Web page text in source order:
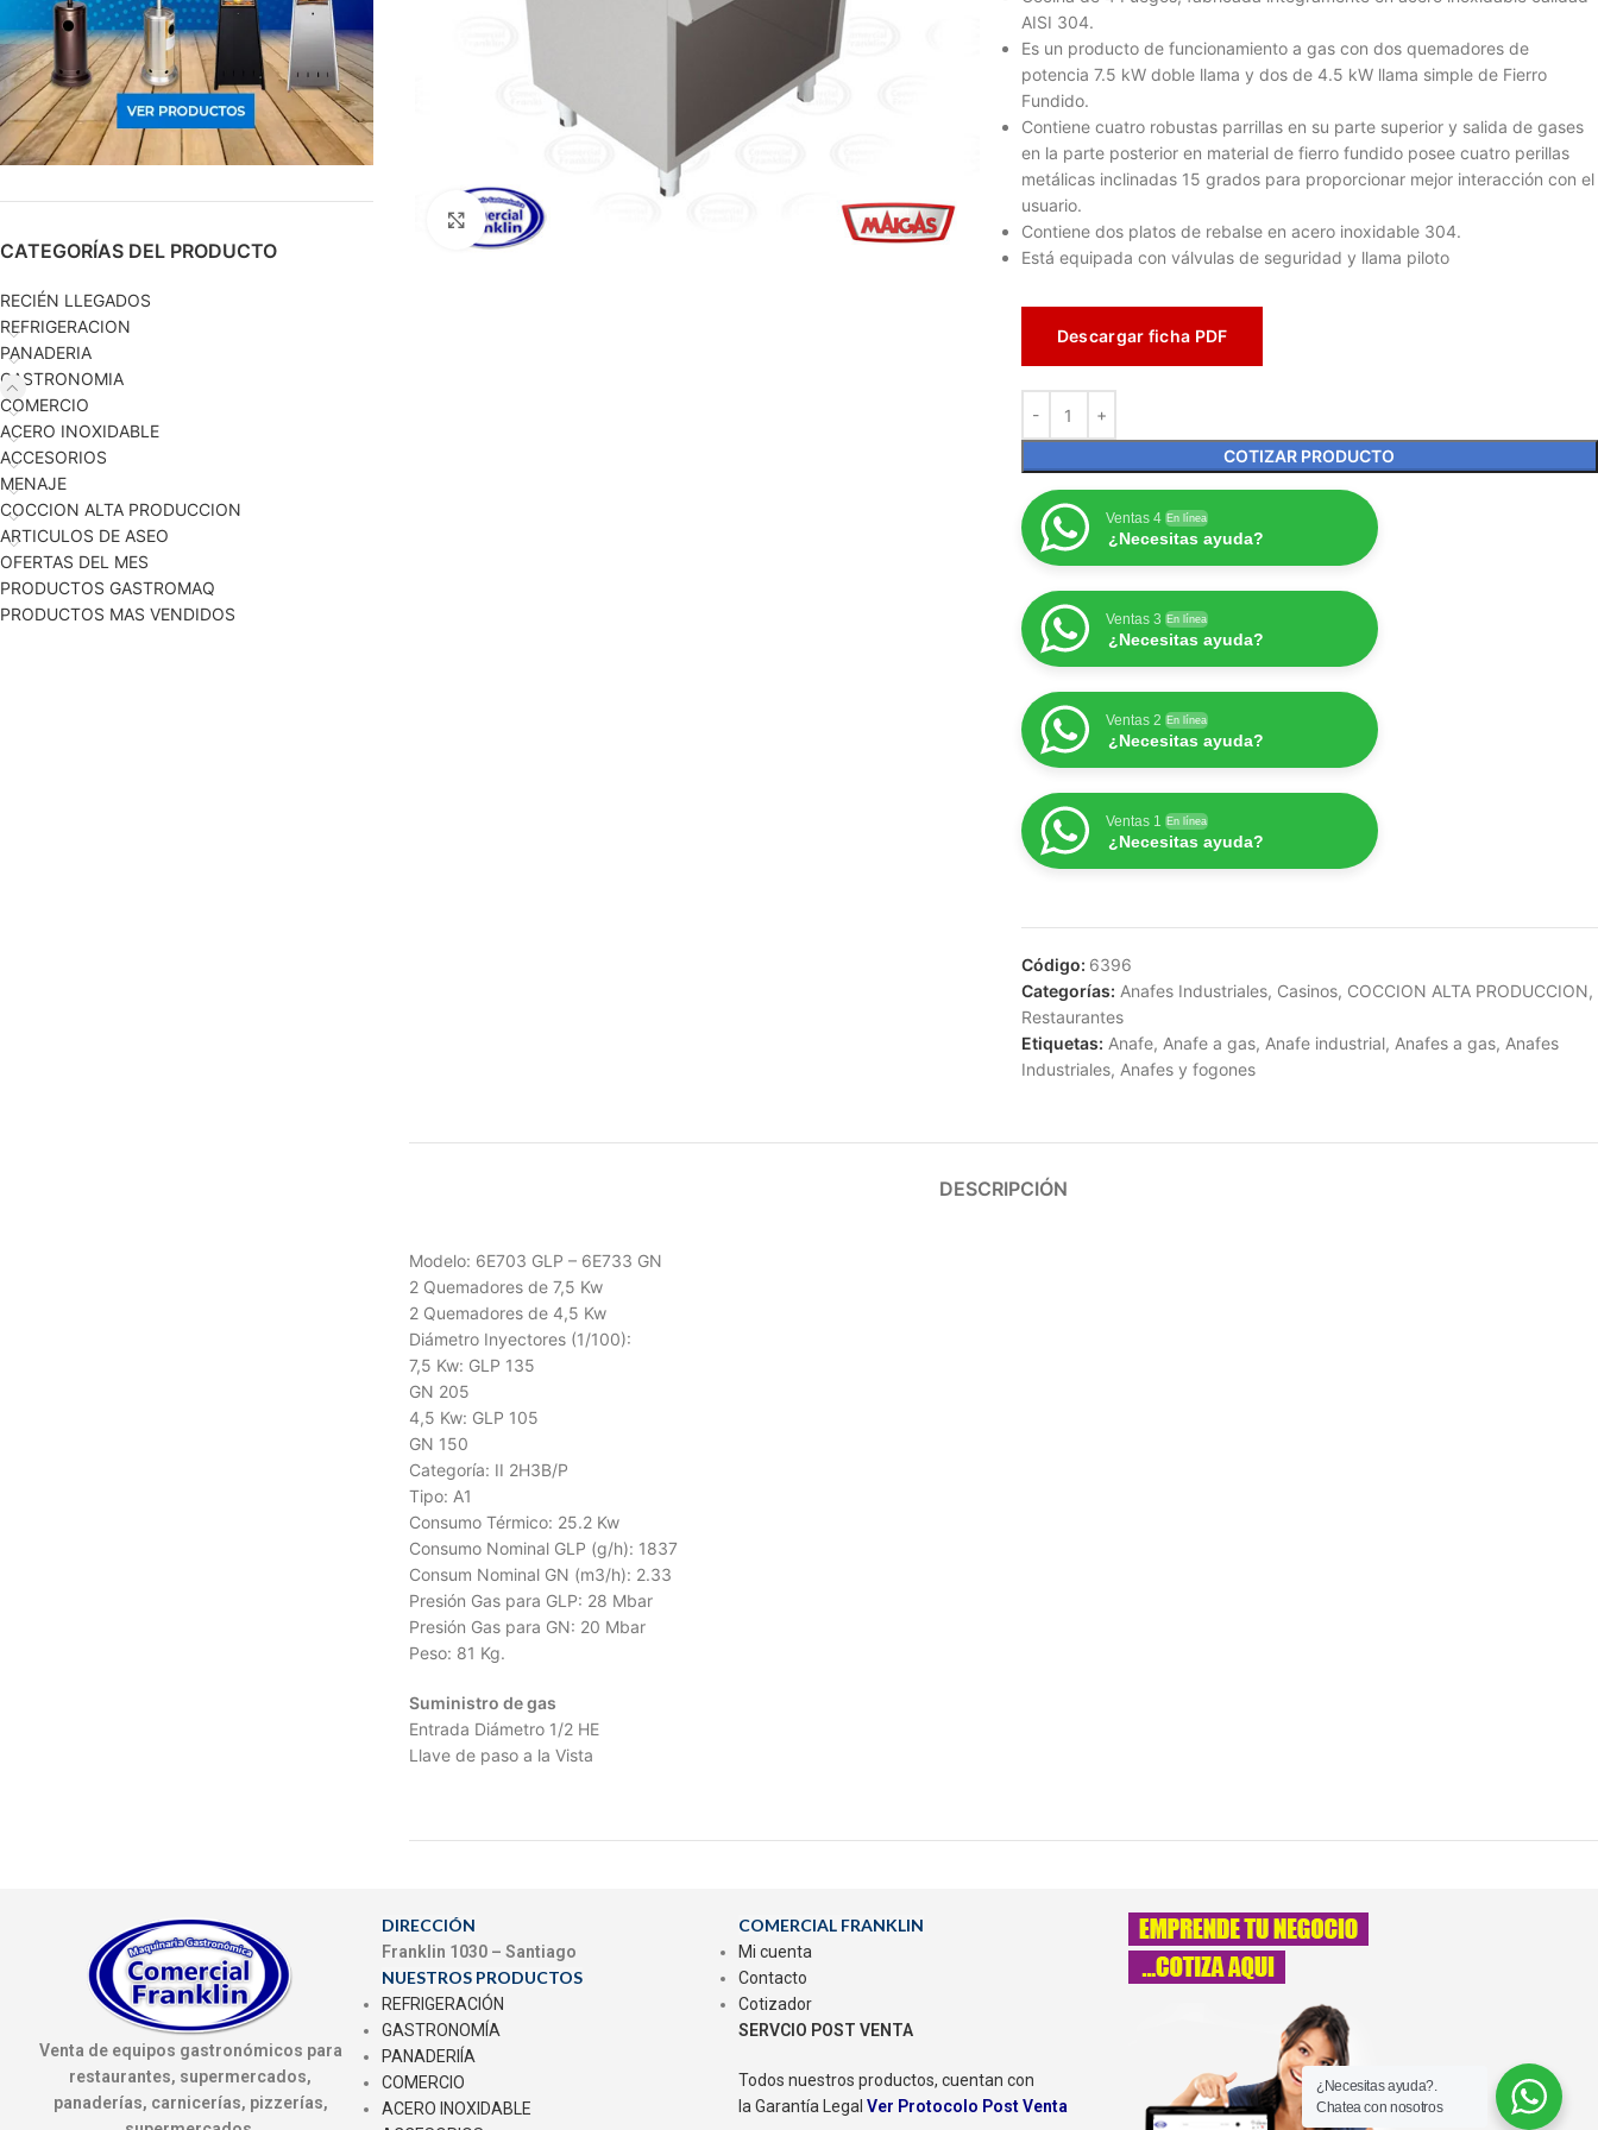
CATEGORÍAS DEL PRODUCTO
RECIÉN LLEGADOS
REFRIGERACION
PANADERIA
GASTRONOMIA
COMERCIO
ACERO INOXIDABLE
ACCESORIOS
MENAJE
COCCION ALTA PRODUCCION
ARTICULOS DE ASEO
OFERTAS DEL MES
PRODUCTOS GASTROMAQ
PRODUCTOS MAS VENDIDOS
Haga clic para ampliar
AISI 304.
Es un producto de funcionamiento a gas con dos quemadores de
potencia 7.5 kW doble llama y dos de 4.5 kW llama simple de Fierro
Fundido.
Contiene cuatro robustas parrillas en su parte superior y salida de gases
en la parte posterior en material de fierro fundido posee cuatro perillas
metálicas inclinadas 15 grados para proporcionar mejor interacción con el
usuario.
Contiene dos platos de rebalse en acero inoxidable 304.
Está equipada con válvulas de seguridad y llama piloto
Descargar ficha PDF
COTIZAR PRODUCTO
Ventas 4 En línea
¿Necesitas ayuda?
Ventas 3 En línea
¿Necesitas ayuda?
Ventas 2 En línea
¿Necesitas ayuda?
Ventas 1 En línea
¿Necesitas ayuda?
Código: 6396
Categorías: Anafes Industriales, Casinos, COCCION ALTA PRODUCCION,
Restaurantes
Etiquetas: Anafe, Anafe a gas, Anafe industrial, Anafes a gas, Anafes
Industriales, Anafes y fogones
DESCRIPCIÓN
Modelo: 6E703 GLP – 6E733 GN
2 Quemadores de 7,5 Kw
2 Quemadores de 4,5 Kw
Diámetro Inyectores (1/100):
7,5 Kw: GLP 135
GN 205
4,5 Kw: GLP 105
GN 150
Categoría: II 2H3B/P
Tipo: A1
Consumo Térmico: 25.2 Kw
Consumo Nominal GLP (g/h): 1837
Consum Nominal GN (m3/h): 2.33
Presión Gas para GLP: 28 Mbar
Presión Gas para GN: 20 Mbar
Peso: 81 Kg.
Suministro de gas
Entrada Diámetro 1/2 HE
Llave de paso a la Vista
Venta de equipos gastronómicos para
restaurantes, supermercados,
panaderías, carnicerías, pizzerías,
DIRECCIÓN
Franklin 1030 – Santiago
NUESTROS PRODUCTOS
REFRIGERACIÓN
GASTRONOMÍA
PANADERIÍA
COMERCIO
ACERO INOXIDABLE
COMERCIAL FRANKLIN
Mi cuenta
Contacto
Cotizador
SERVCIO POST VENTA
Todos nuestros productos, cuentan con
la Garantía Legal Ver Protocolo Post Venta
¿Necesitas ayuda?.
Chatea con nosotros